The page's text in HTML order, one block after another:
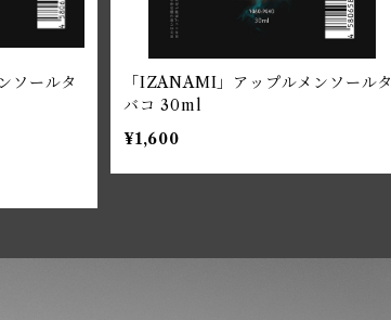
ソールタ
「IZANAMI」アップルメンソールタ
バコ 30ml
¥1,600